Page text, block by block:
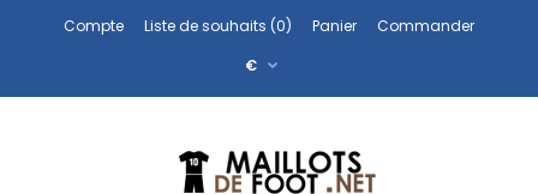
Compte Liste de souhaits (0) Panier
Commander
€